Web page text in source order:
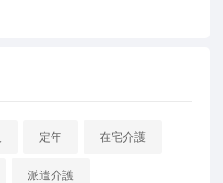
定年 在宅介護
派遣介護